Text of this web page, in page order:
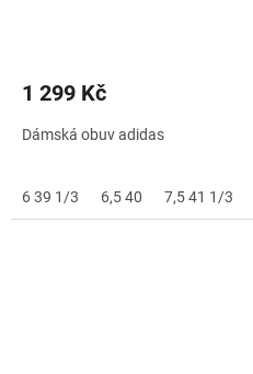
1 299 Kč
Dámská obuv adidas
6 39 1/3 6,5 40 7,5 41 1/3